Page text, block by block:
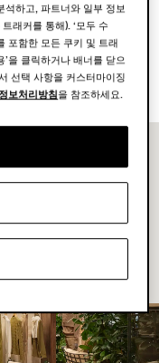
석하고, 파트너와 일부 정보
래커를 통해). ‘모두 수
포함한 모든 쿠키 및 트래
을 클릭하거나 배너를 닫으
선택 사항을 커스터마이징
보처리방침을 참조하세요.